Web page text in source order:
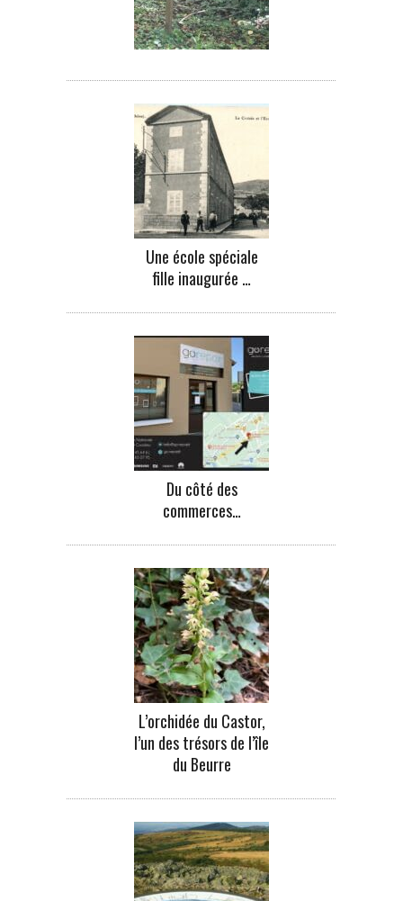
Une école spéciale
fille inaugurée …
Du côté des
commerces…
L’orchidée du Castor,
l’un des trésors de l’île
du Beurre